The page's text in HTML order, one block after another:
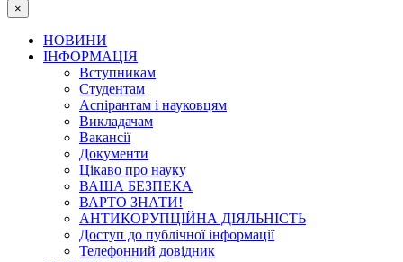
×
НОВИНИ
ІНФОРМАЦІЯ
Вступникам
Студентам
Аспірантам і науковцям
Викладачам
Вакансії
Документи
Цікаво про науку
ВАША БЕЗПЕКА
ВАРТО ЗНАТИ!
АНТИКОРУПЦІЙНА ДІЯЛЬНІСТЬ
Доступ до публічної інформації
Телефонний довідник